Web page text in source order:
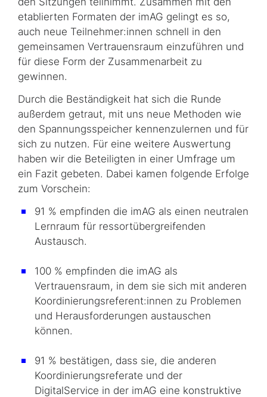
etablierten Formaten der imAG gelingt es so,
auch neue Teilnehmer:innen schnell in den
gemeinsamen Vertrauensraum einzuführen und
für diese Form der Zusammenarbeit zu
gewinnen.
Durch die Beständigkeit hat sich die Runde
außerdem getraut, mit uns neue Methoden wie
den Spannungsspeicher kennenzulernen und für
sich zu nutzen. Für eine weitere Auswertung
haben wir die Beteiligten in einer Umfrage um
ein Fazit gebeten. Dabei kamen folgende Erfolge
zum Vorschein:
91 % empfinden die imAG als einen neutralen
Lernraum für ressortübergreifenden
Austausch.
100 % empfinden die imAG als
Vertrauensraum, in dem sie sich mit anderen
Koordi­nierungsreferent:innen zu Problemen
und Herausforderungen austauschen
können.
91 % bestätigen, dass sie, die anderen
Koordinierungsreferate und der
DigitalService in der imAG eine konstruktive